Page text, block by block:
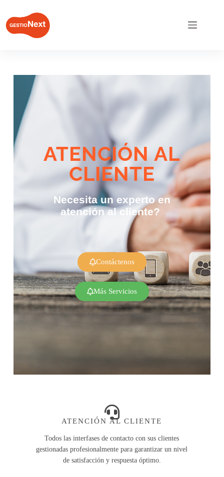
ATENCIÓN AL
CLIENTE
Necesita un experto en
atención al cliente?
Contáctenos
Más Servicios
ATENCIÓN AL CLIENTE
Todos las interfases de contacto con sus clientes
gestionadas profesionalmente para garantizar un nivel
de satisfacción y respuesta óptimo.